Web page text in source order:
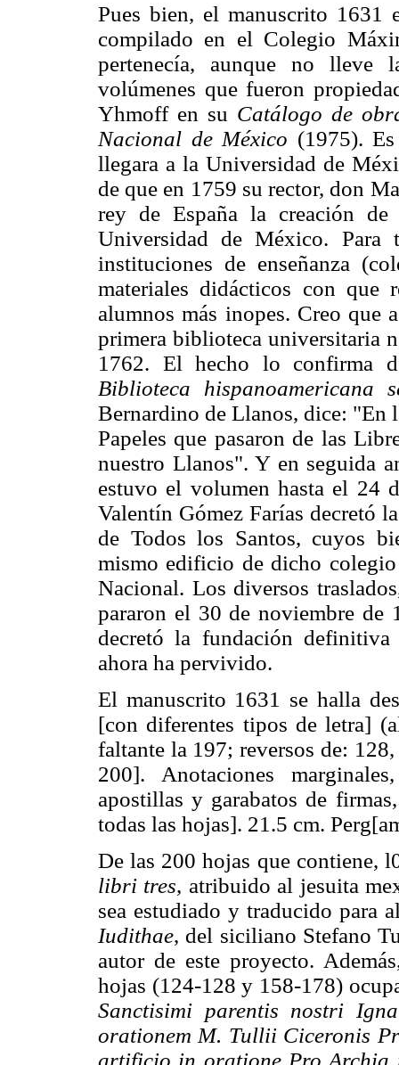
Pues bien, el manuscrito 1631
compilado en el Colegio
pertenecía, aunque no lleve
volúmenes que fueron
Yhmoff en su Catálogo de
Nacional de México (1975).
llegara a la Universidad de
de que en 1759 su rector, don
rey de España la creación
Universidad de México.
instituciones de enseñanza
materiales didácticos con que
alumnos más inopes. Creo que
primera biblioteca universitaria
1762. El hecho lo confirma
Biblioteca hispanoamericana
Bernardino de Llanos, dice: "En
Papeles que pasaron de las
nuestro Llanos". Y en seguida
estuvo el volumen hasta el 24
Valentín Gómez Farías decretó
de Todos los Santos, cuyos
mismo edificio de dicho
Nacional. Los diversos
pararon el 30 de noviembre de
decretó la fundación
ahora ha pervivido.
El manuscrito 1631 se halla
[con diferentes tipos de letra]
faltante la 197; reversos de:
200]. Anotaciones
apostillas y garabatos de
todas las hojas]. 21.5 cm.
De las 200 hojas que contiene,
libri tres, atribuido al jesuita
sea estudiado y traducido para
Iudithae, del siciliano Stefano
autor de este proyecto.
hojas (124-128 y 158-178)
Sanctisimi parentis nostri
orationem M. Tullii Ciceronis
artificio in oratione Pro Archia